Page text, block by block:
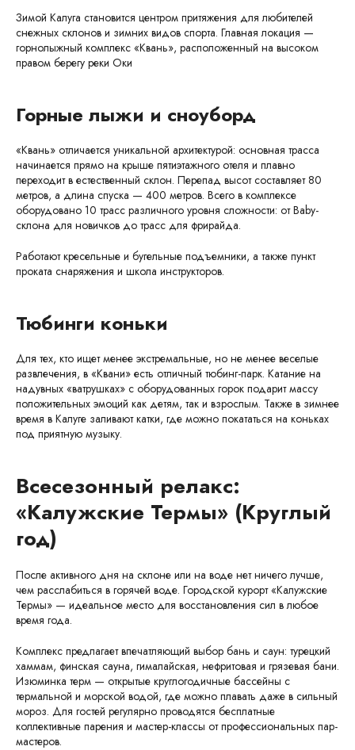
Зимой Калуга становится центром притяжения для любителей
снежных склонов и зимних видов спорта. Главная локация —
горнолыжный комплекс «Квань», расположенный на высоком
правом берегу реки Оки
Горные лыжи и сноуборд
«Квань» отличается уникальной архитектурой: основная трасса
начинается прямо на крыше пятиэтажного отеля и плавно
переходит в естественный склон. Перепад высот составляет 80
метров, а длина спуска — 400 метров. Всего в комплексе
оборудовано 10 трасс различного уровня сложности: от Baby-
склона для новичков до трасс для фрирайда.
Работают кресельные и бугельные подъемники, а также пункт
проката снаряжения и школа инструкторов.
Тюбинги коньки
Для тех, кто ищет менее экстремальные, но не менее веселые
развлечения, в «Квани» есть отличный тюбинг-парк. Катание на
надувных «ватрушках» с оборудованных горок подарит массу
положительных эмоций как детям, так и взрослым. Также в зимнее
время в Калуге заливают катки, где можно покататься на коньках
под приятную музыку.
Всесезонный релакс:
«Калужские Термы» (Круглый
год)
После активного дня на склоне или на воде нет ничего лучше,
чем расслабиться в горячей воде. Городской курорт «Калужские
Термы» — идеальное место для восстановления сил в любое
время года.
Комплекс предлагает впечатляющий выбор бань и саун: турецкий
хаммам, финская сауна, гималайская, нефритовая и грязевая бани.
Изюминка терм — открытые круглогодичные бассейны с
термальной и морской водой, где можно плавать даже в сильный
мороз. Для гостей регулярно проводятся бесплатные
коллективные парения и мастер-классы от профессиональных пар-
мастеров.